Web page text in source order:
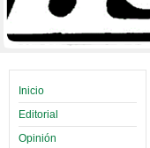
Inicio
Editorial
Opinión